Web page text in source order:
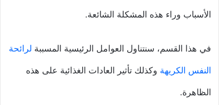
الأسباب وراء هذه المشكلة الشائعة.
في هذا القسم، سنتناول العوامل الرئيسية المسببة لرائحة
النفس الكريهة وكذلك تأثير العادات الغذائية على هذه
الظاهرة.